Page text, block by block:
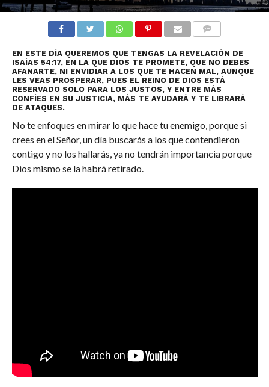
EN ESTE DÍA QUEREMOS QUE TENGAS LA REVELACIÓN DE
ISAÍAS 54:17, EN LA QUE DIOS TE PROMETE, QUE NO DEBES
AFANARTE, NI ENVIDIAR A LOS QUE TE HACEN MAL, AUNQUE
LES VEAS PROSPERAR, PUES EL REINO DE DIOS ESTÁ
RESERVADO SOLO PARA LOS JUSTOS, Y ENTRE MÁS
CONFÍES EN SU JUSTICIA, MÁS TE AYUDARÁ Y TE LIBRARÁ
DE ATAQUES.
No te enfoques en mirar lo que hace tu enemigo, porque si
crees en el Señor, un día buscarás a los que contendieron
contigo y no los hallarás, ya no tendrán importancia porque
Dios mismo se la habrá retirado.